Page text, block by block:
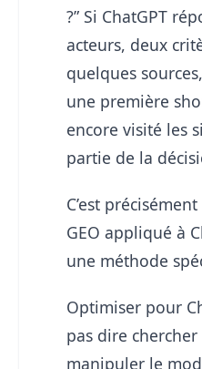
?” Si ChatGPT
acteurs, deux
quelques
une première
encore visité les
partie de la
C’est
GEO appliqué à
une méthode
Optimiser pour
pas dire
manipuler le